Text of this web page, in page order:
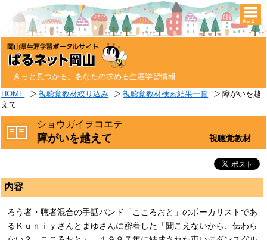
きっと見つかる。あなたの求める生涯学習情報
HOME 視聴覚教材絞り込み 視聴覚教材検索結果一覧
障がいを越
えて
ショウガイヲコエテ
障がいを越えて 視聴覚教材
内容
ろう者・聴者混合の手話バンド「こころおと」のボーカリストであ
るＫｕｎｉｙさんとまゆさんに密着した「聞こえないから、伝わら